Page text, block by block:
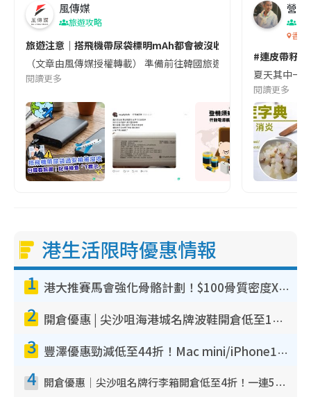
風傳媒
旅遊攻略
旅遊注意｜搭飛機帶尿袋標明mAh都會被沒收😱出發前切記檢查
（文章由風傳媒授權轉載） 準備前往韓國旅遊的民眾，近期要
閱讀更多
營養
香港
#連皮帶籽
夏天其中一
閱讀更多
港生活限時優惠情報
1 港大推賽馬會強化骨骼計劃！$100骨質密度X光檢查 完成免費運動訓練送超市禮券！附參加資格
2 開倉優惠 | 尖沙咀海港城名牌波鞋開倉低至1折！On鞋$899起／Joy&Peace鞋履$98起
3 豐澤優惠勁減低至44折！Mac mini/iPhone17Pro大減價！廚房家電$220起
4 開倉優惠｜尖沙咀名牌行李箱開倉低至4折！一連5日 American Tourister/ace./Hallmark $200起！